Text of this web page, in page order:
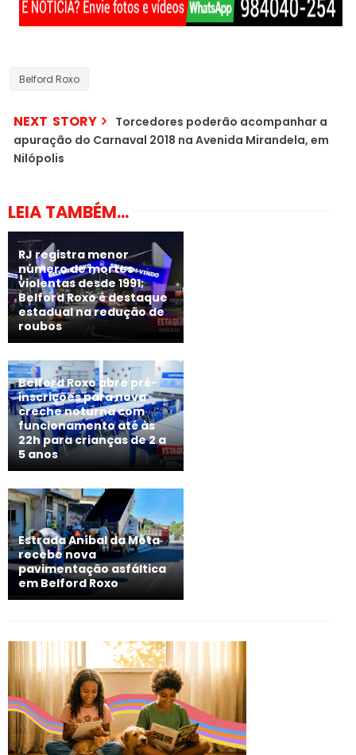
Belford Roxo
NEXT STORY
Torcedores poderão acompanhar a
apuração do Carnaval 2018 na Avenida Mirandela, em
Nilópolis
LEIA TAMBÉM...
RJ registra menor
número de mortes
violentas desde 1991;
Belford Roxo é destaque
estadual na redução de
roubos
Belford Roxo abre pré-
inscrições para nova
creche noturna com
funcionamento até às
22h para crianças de 2 a
5 anos
Estrada Aníbal da Mota
recebe nova
pavimentação asfáltica
em Belford Roxo